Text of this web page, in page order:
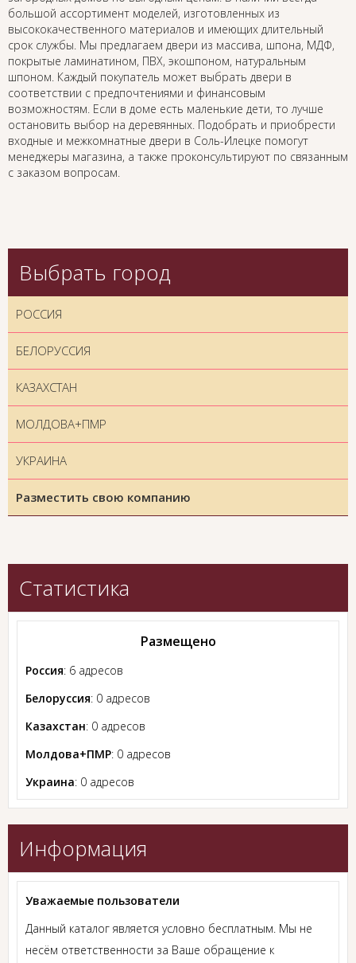
большой ассортимент моделей, изготовленных из
высококачественного материалов и имеющих длительный
срок службы. Мы предлагаем двери из массива, шпона, МДФ,
покрытые ламинатином, ПВХ, экошпоном, натуральным
шпоном. Каждый покупатель может выбрать двери в
соответствии с предпочтениями и финансовым
возможностям. Если в доме есть маленькие дети, то лучше
остановить выбор на деревянных. Подобрать и приобрести
входные и межкомнатные двери в Соль-Илецке помогут
менеджеры магазина, а также проконсультируют по связанным
с заказом вопросам.
Выбрать город
РОССИЯ
БЕЛОРУССИЯ
КАЗАХСТАН
МОЛДОВА+ПМР
УКРАИНА
Разместить свою компанию
Статистика
Размещено
Россия: 6 адресов
Белоруссия: 0 адресов
Казахстан: 0 адресов
Молдова+ПМР: 0 адресов
Украина: 0 адресов
Информация
Уважаемые пользователи
Данный каталог является условно бесплатным. Мы не
несём ответственности за Ваше обращение к